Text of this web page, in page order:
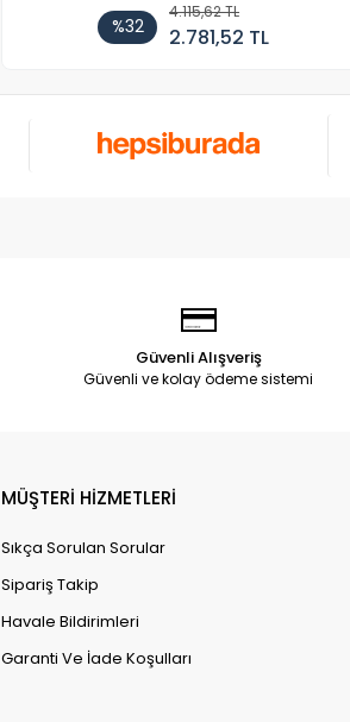
%32
4.115,62 TL
2.781,52 TL
Güvenli Alışveriş
Güvenli ve kolay ödeme sistemi
MÜŞTERİ HİZMETLERİ
Sıkça Sorulan Sorular
Sipariş Takip
Havale Bildirimleri
Garanti Ve İade Koşulları